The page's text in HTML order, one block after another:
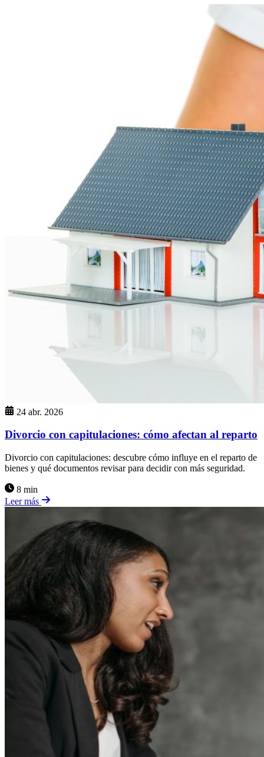
24 abr. 2026
Divorcio con capitulaciones: cómo afectan al reparto
Divorcio con capitulaciones: descubre cómo influye en el reparto de
bienes y qué documentos revisar para decidir con más seguridad.
8 min
Leer más